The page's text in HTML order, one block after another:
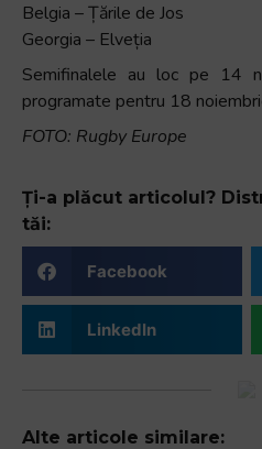
Belgia – Țările de Jos
Georgia – Elveția
Semifinalele au loc pe 14
programate pentru 18
FOTO: Rugby Europe
Ți-a plăcut articolul?
tăi:
Facebook
LinkedIn
Alte articole similare: